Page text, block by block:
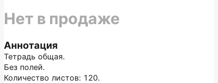
Аннотация
Тетрадь общая.
Без полей.
Количество листов: 120.
Нет в продаже